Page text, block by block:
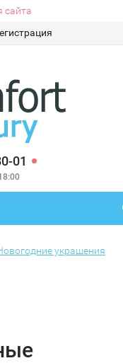
сайта
01
украшения